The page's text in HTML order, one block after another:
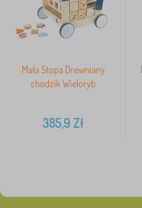
Mała Stopa Drewniany
chodzik Wieloryb
385,9 Zł